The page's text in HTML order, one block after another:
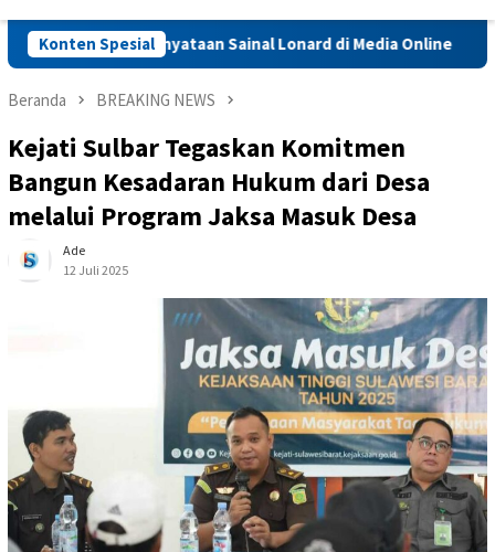
Konten Spesial
soal Pernyataan Sainal Lonard di Media Online
Beranda BREAKING NEWS
Kejati Sulbar Tegaskan Komitmen
Bangun Kesadaran Hukum dari Desa
melalui Program Jaksa Masuk Desa
Ade
12 Juli 2025